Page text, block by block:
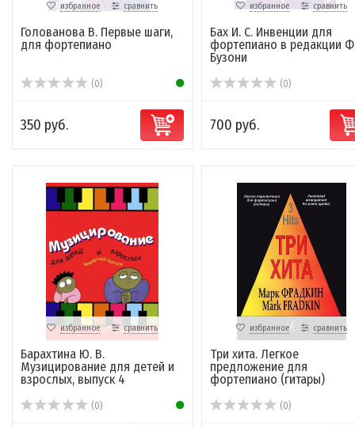
избранное сравнить
Голованова В. Первые шаги,
для фортепиано
(0)
350 руб.
избранное сравнить
Бах И. С. Инвенции для
фортепиано в редакции
Бузони
(0)
700 руб.
избранное сравнить
Барахтина Ю. В.
Музицирование для детей и
взрослых, выпуск 4
(0)
избранное сравнить
Три хита. Легкое
предложение для
фортепиано (гитары)
(0)